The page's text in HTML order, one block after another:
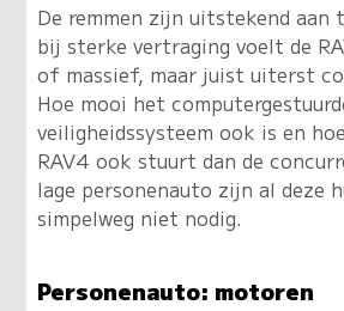
De remmen zijn uitstekend aan
bij sterke vertraging voelt de
of massief, maar juist uiterst
Hoe mooi het
veiligheidssysteem ook is en
RAV4 ook stuurt dan de
lage personenauto zijn al deze
simpelweg niet nodig.
Personenauto: motoren